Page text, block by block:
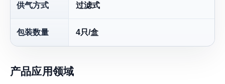
供气方式 过滤式
包装数量 4只/盒
产品应用领域